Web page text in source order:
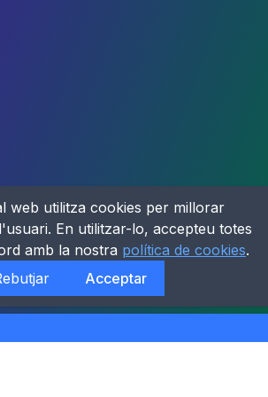
web utilitza cookies per millorar
En utilitzar-lo, accepteu totes
amb la nostra política de cookies.
Acceptar